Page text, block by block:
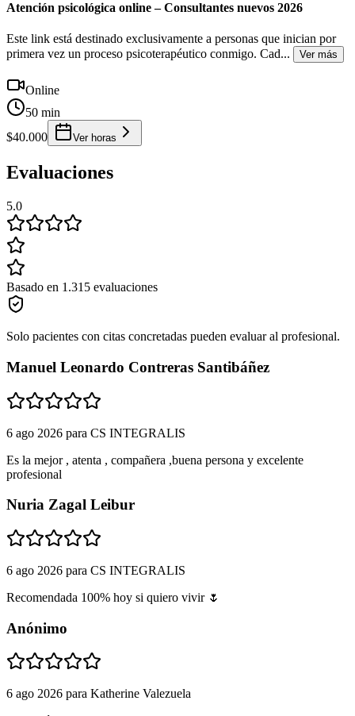
Atención psicológica online – Consultantes nuevos 2026
Este link está destinado exclusivamente a personas que inician por
primera vez un proceso psicoterapéutico conmigo. Cad... Ver más
Online
50 min
$40.000
Ver horas
Evaluaciones
5.0
Basado en 1.315 evaluaciones
Solo pacientes con citas concretadas pueden evaluar al profesional.
Manuel Leonardo Contreras Santibáñez
6 ago 2026 para CS INTEGRALIS
Es la mejor , atenta , compañera ,buena persona y excelente
profesional
Nuria Zagal Leibur
6 ago 2026 para CS INTEGRALIS
Recomendada 100% hoy si quiero vivir 🌷
Anónimo
6 ago 2026 para Katherine Valezuela